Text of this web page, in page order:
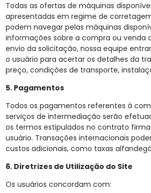
Todas as ofertas de máquinas
apresentadas em regime de
podem navegar pelas máquinas
informações sobre a compra ou venda
envio da solicitação, nossa equipe
o usuário para acertar os detalhes da
preço, condições de transporte,
5. Pagamentos
Todos os pagamentos referentes à
serviços de intermediação serão
os termos estipulados no contrato
usuário. Transações internacionais
custos adicionais, como taxas
6. Diretrizes de Utilização do Site
Os usuários concordam com: